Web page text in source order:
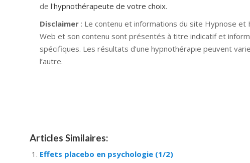
de l'hypnothérapeute de votre choix.
Disclaimer : Le contenu et informations du site Hypnose
Web et son contenu sont présentés à titre indicatif et
spécifiques. Les résultats d’une hypnothérapie peuvent
l’autre.
Articles Similaires:
Effets placebo en psychologie (1/2)